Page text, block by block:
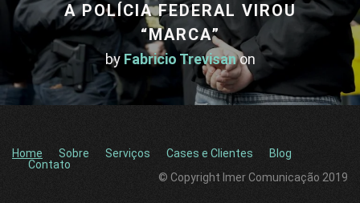
A POLÍCIA FEDERAL VIROU
“MARCA”
by Fabricio Trevisanon
Home Sobre Serviços Cases e Clientes
Blog
Contato
© Copyright Imer Comunicação 2019